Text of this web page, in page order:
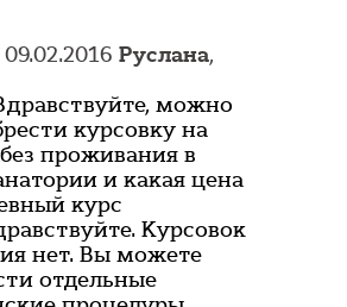
Руслана,
можно
курсовку на
проживания в
и какая цена
курс
Курсовок
нет. Вы можете
отдельные